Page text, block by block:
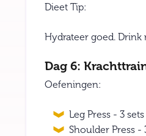
Dieet Tip:
Hydrateer goed. Drink
Dag 6:
Oefeningen:
Leg Press - 3
Shoulder Press -